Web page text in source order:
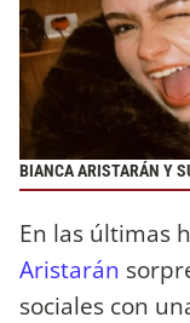
BIANCA ARISTARÁN Y
En las últimas
Aristarán
sociales con